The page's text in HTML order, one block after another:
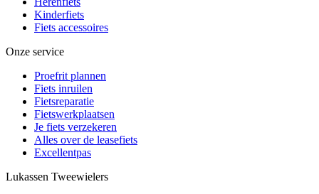
Kinderfiets
Fiets accessoires
Onze service
Proefrit plannen
Fiets inruilen
Fietsreparatie
Fietswerkplaatsen
Je fiets verzekeren
Alles over de leasefiets
Excellentpas
Lukassen Tweewielers